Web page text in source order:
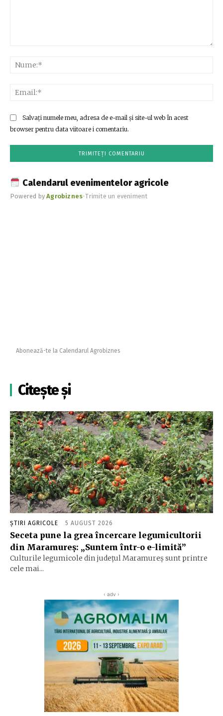
Salvați numele meu, adresa de e-mail și site-ul web în acest
browser pentru data viitoare i comentariu.
Calendarul evenimentelor agricole
Powered byAgrobiznes•Trimite un eveniment
Abonează-te la Calendarul Agrobiznes
Citește și
ȘTIRI AGRICOLE 5 AUGUST 2026
Seceta pune la grea încercare legumicultorii
din Maramureș: „Suntem într-o e-limită”
Culturile legumicole din județul Maramureș sunt printre
cele mai...
‹ adv ›